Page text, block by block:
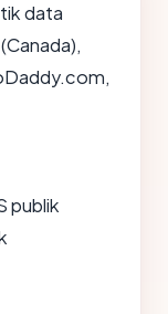
data
publik